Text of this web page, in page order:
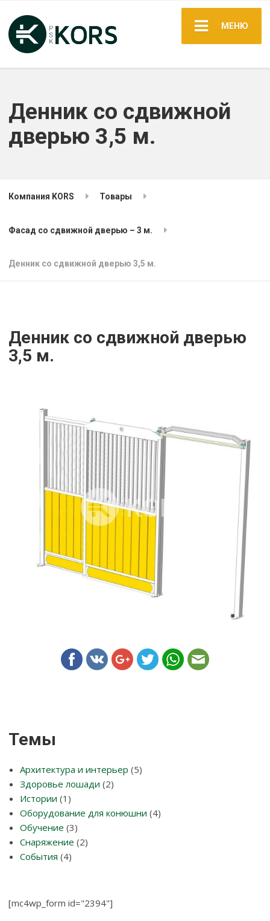
МЕНЮ
Денник со сдвижной
дверью 3,5 м.
Компания KORS Товары
Фасад со сдвижной дверью – 3 м.
Денник со сдвижной дверью 3,5 м.
Денник со сдвижной дверью
3,5 м.
Темы
Архитектура и интерьер (5)
Здоровье лошади (2)
Истории (1)
Оборудование для конюшни (4)
Обучение (3)
Снаряжение (2)
События (4)
[mc4wp_form id="2394"]